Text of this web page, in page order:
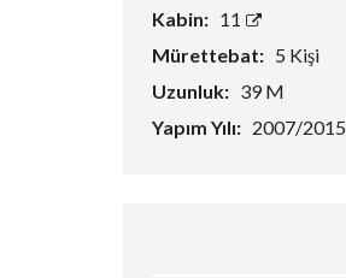
Kabin: 11
Mürettebat: 5 Kişi
Uzunluk: 39 M
Yapım Yılı: 2007/2015